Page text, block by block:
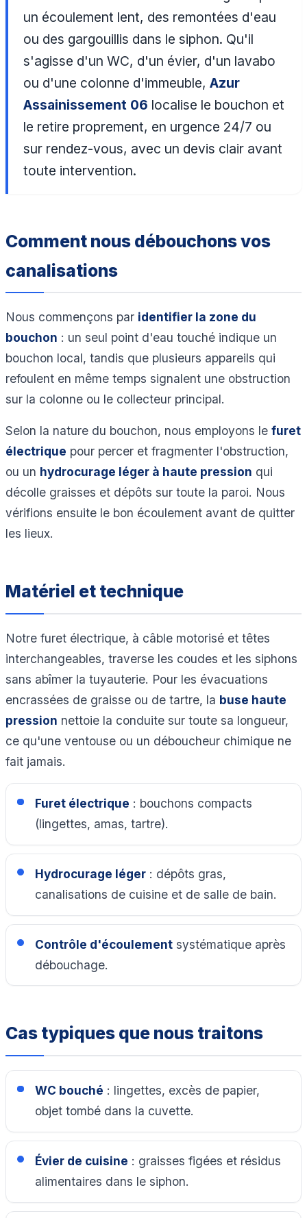
un écoulement lent, des remontées d'eau
ou des gargouillis dans le siphon. Qu'il
s'agisse d'un WC, d'un évier, d'un lavabo
ou d'une colonne d'immeuble,Azur
Assainissement 06 localise le bouchon et
le retire proprement, en urgence 24/7 ou
sur rendez-vous, avec un devis clair avant
toute intervention.
Comment nous débouchons vos
canalisations
Nous commençons par identifier la zone du
bouchon : un seul point d'eau touché indique un
bouchon local, tandis que plusieurs appareils qui
refoulent en même temps signalent une obstruction
sur la colonne ou le collecteur principal.
Selon la nature du bouchon, nous employons le furet
électrique pour percer et fragmenter l'obstruction,
ou un hydrocurage léger à haute pression qui
décolle graisses et dépôts sur toute la paroi. Nous
vérifions ensuite le bon écoulement avant de quitter
les lieux.
Matériel et technique
Notre furet électrique, à câble motorisé et têtes
interchangeables, traverse les coudes et les siphons
sans abîmer la tuyauterie. Pour les évacuations
encrassées de graisse ou de tartre, la buse haute
pression nettoie la conduite sur toute sa longueur,
ce qu'une ventouse ou un déboucheur chimique ne
fait jamais.
Furet électrique : bouchons compacts
(lingettes, amas, tartre).
Hydrocurage léger: dépôts gras,
canalisations de cuisine et de salle de bain.
Contrôle d'écoulementsystématique après
débouchage.
Cas typiques que nous traitons
WC bouché : lingettes, excès de papier,
objet tombé dans la cuvette.
Évier de cuisine : graisses figées et résidus
alimentaires dans le siphon.